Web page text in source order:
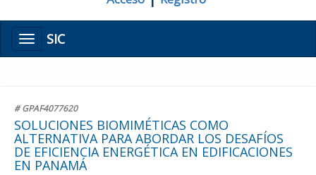
MenúSIC
# GPAF4077620
SOLUCIONES BIOMIMÉTICAS COMO
ALTERNATIVA PARA ABORDAR LOS DESAFÍOS
DE EFICIENCIA ENERGÉTICA EN EDIFICACIONES
EN PANAMÁ